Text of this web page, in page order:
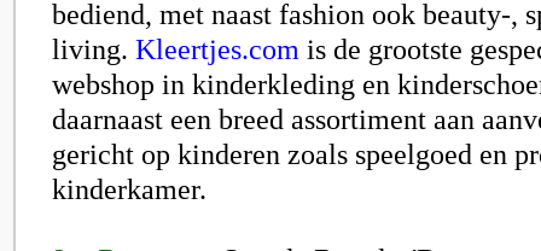
bediend, met naast fashion ook beauty-,
living. Kleertjes.com is de grootste
webshop in kinderkleding en
daarnaast een breed assortiment aan
gericht op kinderen zoals speelgoed en
kinderkamer.